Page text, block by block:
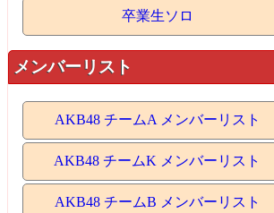
卒業生ソロ
メンバーリスト
AKB48 チームA メンバーリスト
AKB48 チームK メンバーリスト
AKB48 チームB メンバーリスト